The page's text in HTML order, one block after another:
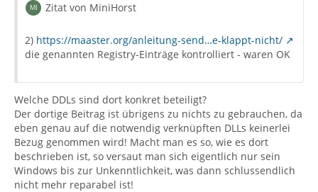
Zitat von MiniHorst
2) https://maaster.org/anleitung-send…e-klappt-nicht/
die genannten Registry-Einträge kontrolliert - waren OK
Welche DDLs sind dort konkret beteiligt?
Der dortige Beitrag ist übrigens zu nichts zu gebrauchen, da
eben genau auf die notwendig verknüpften DLLs keinerlei
Bezug genommen wird! Macht man es so, wie es dort
beschrieben ist, so versaut man sich eigentlich nur sein
Windows bis zur Unkenntlichkeit, was dann schlussendlich
nicht mehr reparabel ist!